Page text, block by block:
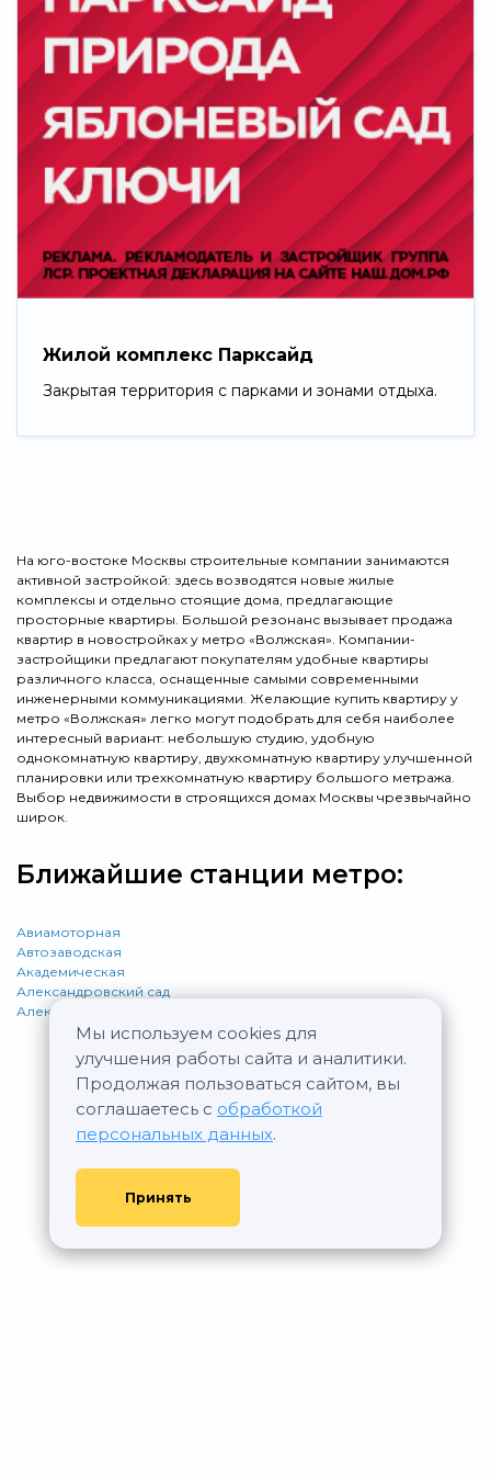
Мы используем cookies для
улучшения работы сайта и аналитики.
Продолжая пользоваться сайтом, вы
соглашаетесь с обработкой
персональных данных.
Принять
Жилой комплекс Парксайд
Закрытая территория с парками и зонами отдыха.
На юго-востоке Москвы строительные компании занимаются
активной застройкой: здесь возводятся новые жилые
комплексы и отдельно стоящие дома, предлагающие
просторные квартиры. Большой резонанс вызывает продажа
квартир в новостройках у метро «Волжская». Компании-
застройщики предлагают покупателям удобные квартиры
различного класса, оснащенные самыми современными
инженерными коммуникациями. Желающие купить квартиру у
метро «Волжская» легко могут подобрать для себя наиболее
интересный вариант: небольшую студию, удобную
однокомнатную квартиру, двухкомнатную квартиру улучшенной
планировки или трехкомнатную квартиру большого метража.
Выбор недвижимости в строящихся домах Москвы чрезвычайно
широк.
Ближайшие станции метро:
Авиамоторная
Автозаводская
Академическая
Александровский сад
Алексеевская